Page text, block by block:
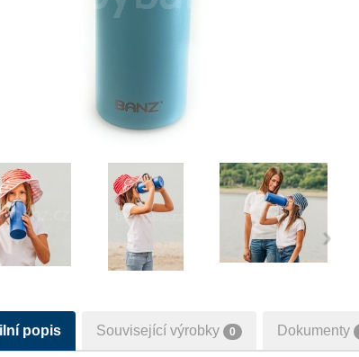
›
popis Související výrobky 0 Dokumenty